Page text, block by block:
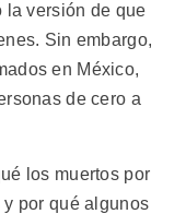
la versión de que
Sin embargo,
en México,
de cero a
los muertos por
por qué algunos